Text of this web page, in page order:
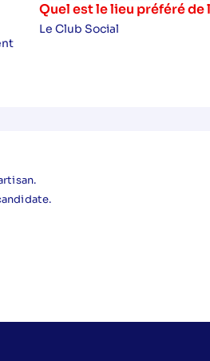
Quel est le lieu préféré
Le Club Social